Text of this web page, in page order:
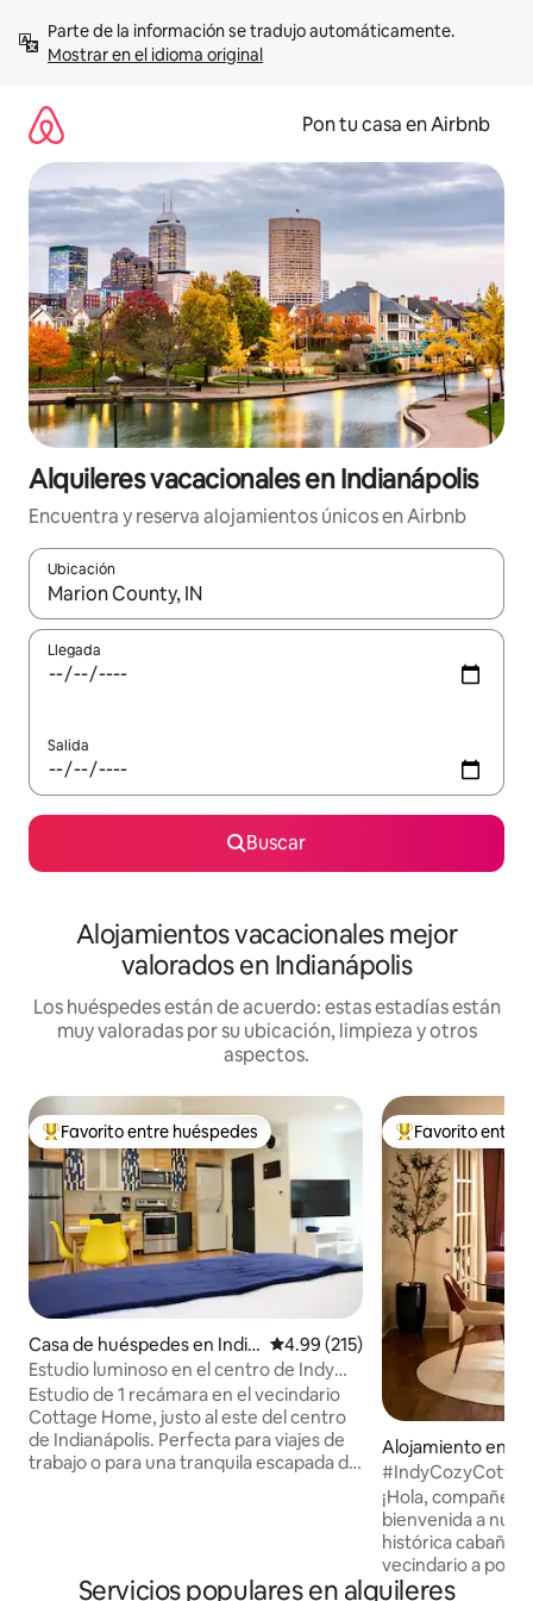
contenidoMostrar en el idioma original
Pon tu casa en Airbnb
Alquileres vacacionales en Indianápolis
Encuentra y reserva alojamientos únicos en Airbnb
Ubicación
Cuando los resultados estén disponibles, navega con las
Llegada
Salida
Buscar
Alojamientos vacacionales mejor
valorados en Indianápolis
Los huéspedes están de acuerdo: estas estadías están
muy valoradas por su ubicación, limpieza y otros
aspectos.
Favorito entre huéspedes preferido
Favorito entre huéspedes
Casa de huéspedes en India
napolis
Calificación promedio: 4.99 de
4.99 (215)
Estudio luminoso en el centro de Indy
cerca de Mass Ave a pie
Estudio de 1 recámara en el vecindario
Cottage Home, justo al este del centro
de Indianápolis. Perfecta para viajes de
trabajo o para una tranquila escapada de
de Gainbridge Fieldhouse, Lucas Oil
Favorito entre
Favorito entre
Alojamiento en
cerca del centro
¡Hola, compañero de
bienvenida a
histórica cabaña
vecindario a
de la ciudad.
Servicios populares en alquileres